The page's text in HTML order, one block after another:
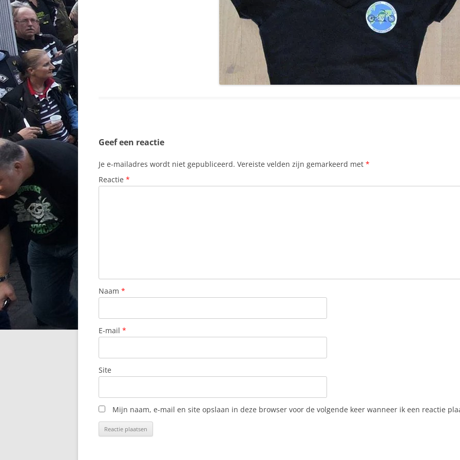
Geef een reactie
Je e-mailadres wordt niet gepubliceerd. Vereiste velden zijn gemarkeerd met *
Reactie *
Naam *
E-mail *
Site
Mijn naam, e-mail en site opslaan in deze browser voor de volgende keer wanneer ik een reactie